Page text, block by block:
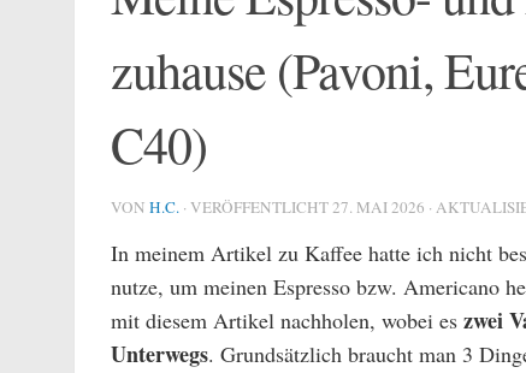
zuhause (Pavoni,
C40)
VON H.C. · VERÖFFENTLICHT 27. MAI 2026 ·
In meinem Artikel zu Kaffee hatte ich nicht
nutze, um meinen Espresso bzw. Americano
mit diesem Artikel nachholen, wobei es zwei
Unterwegs. Grundsätzlich braucht man 3